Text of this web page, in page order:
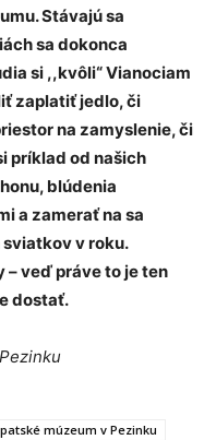
Stávajú sa
sa dokonca
si ,,kvôli“ Vianociam
zaplatiť jedlo, či
na zamyslenie, či
príklad od našich
blúdenia
a zamerať na sa
v roku.
– veď práve to je ten
dostať.
múzeum v Pezinku